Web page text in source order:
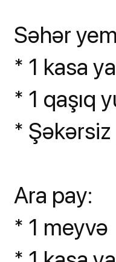
Səhər
* 1 kasa
* 1 qaşıq
*
Ara pay:
* 1 meyvə